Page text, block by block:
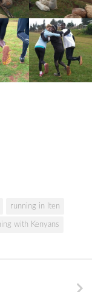
running in Iten
with Kenyans